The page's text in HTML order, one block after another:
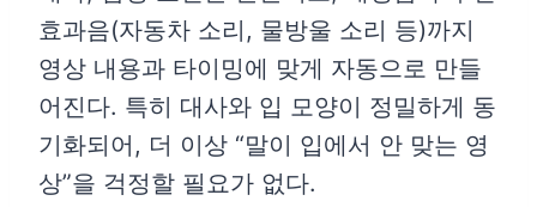
효과음(자동차 소리, 물방울 소리 등)까지
영상 내용과 타이밍에 맞게 자동으로 만들
어진다. 특히 대사와 입 모양이 정밀하게 동
기화되어, 더 이상 “말이 입에서 안 맞는 영
상”을 걱정할 필요가 없다.